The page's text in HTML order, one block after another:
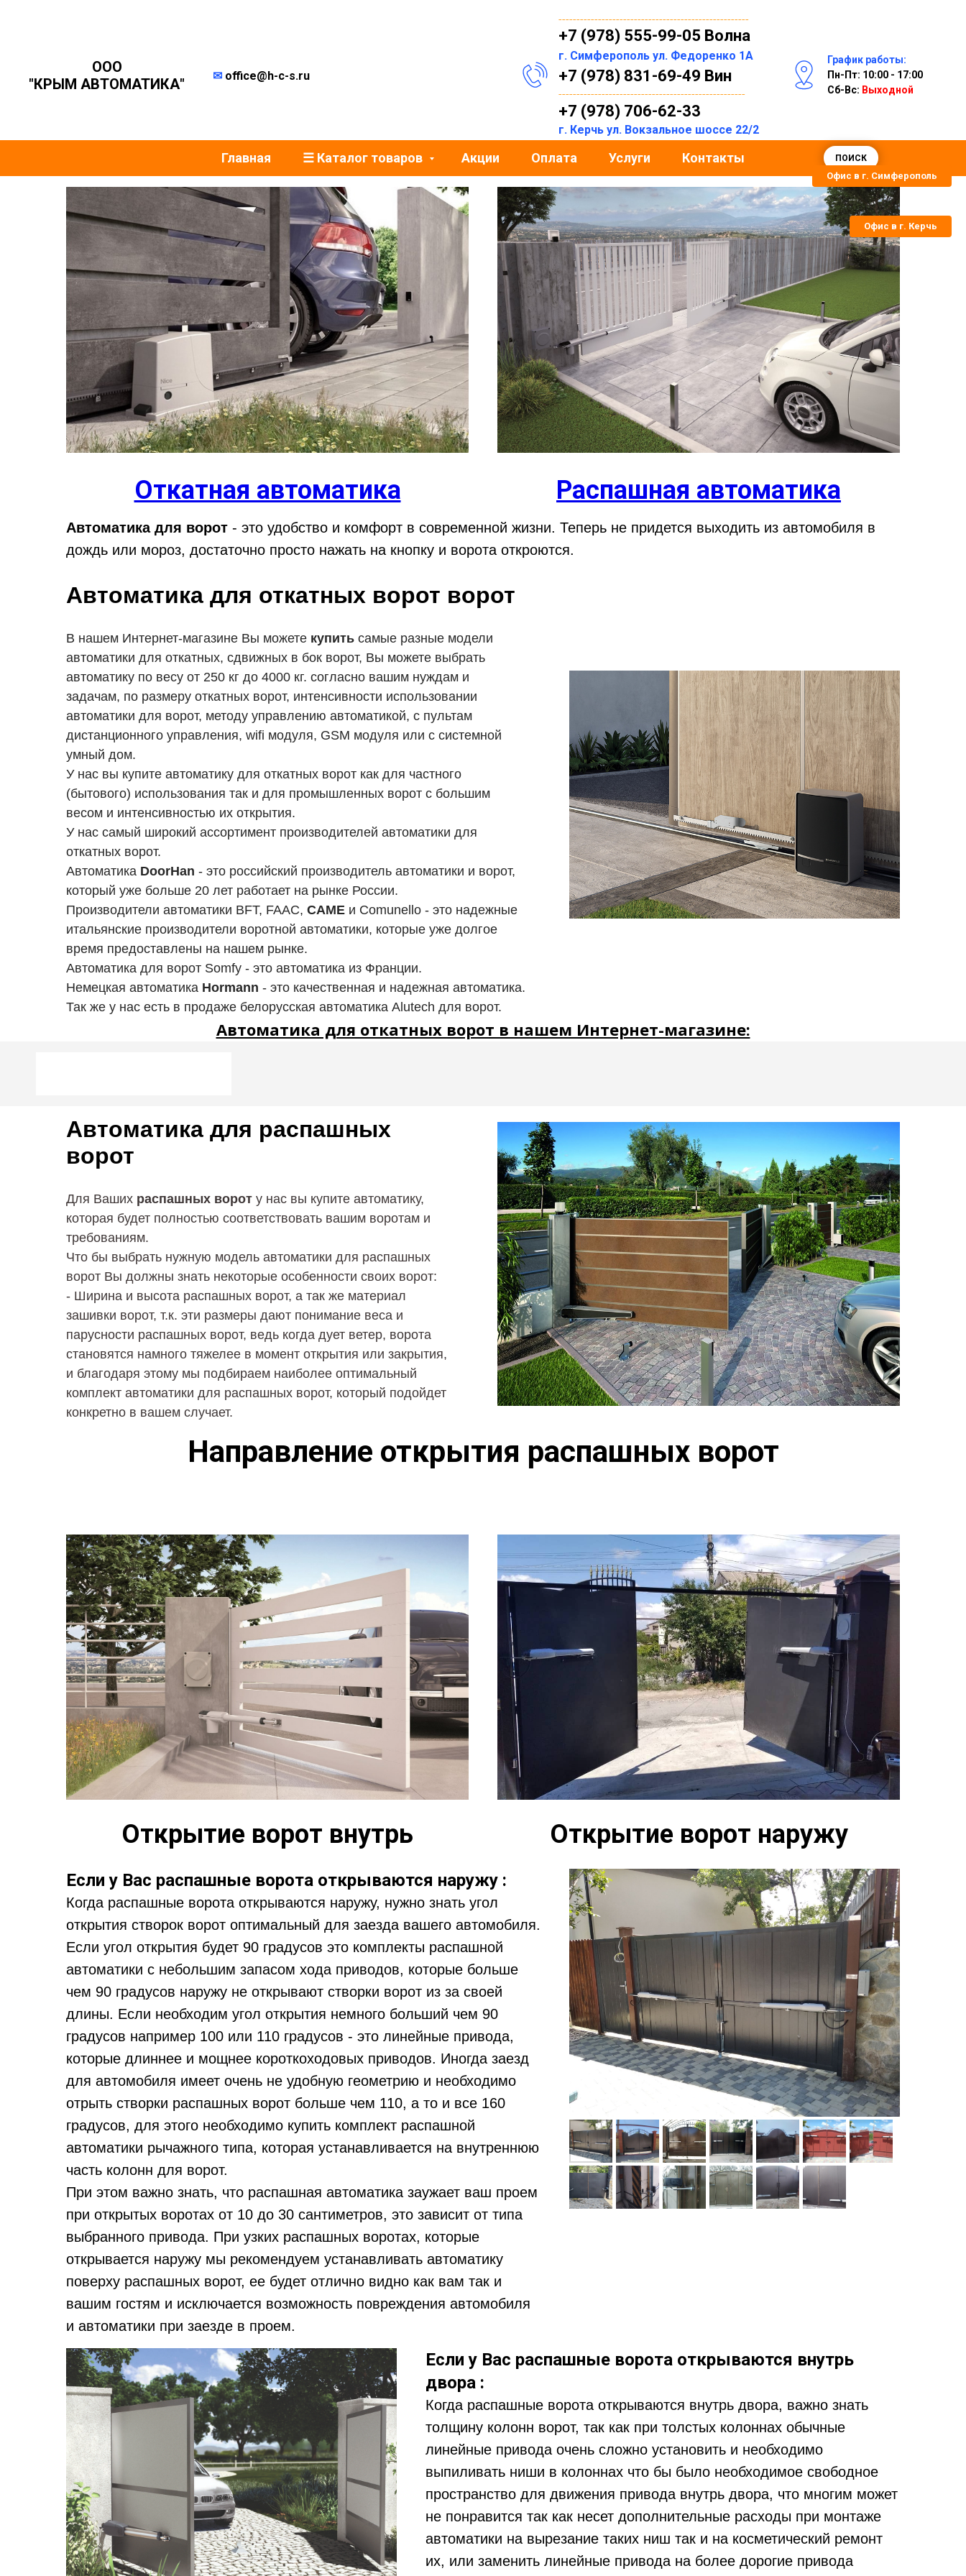
ООО
"КРЫМ АВТОМАТИКА"
✉ office@h-c-s.ru
-----------------------------------------------------
+7 (978) 555-99-05 Волна
г. Симферополь ул. Федоренко 1А
+7 (978) 831-69-49 Вин
----------------------------------------------------
+7 (978) 706-62-33
г. Керчь ул. Вокзальное шоссе 22/2
График работы:
Пн-Пт: 10:00 - 17:00
Сб-Вс: Выходной
Главная ☰ Каталог товаров Акции Оплата Услуги Контакты ПОИСК
Откатная автоматика Распашная автоматика
Автоматика для ворот - это удобство и комфорт в современной жизни. Теперь не придется выходить из автомобиля в
дождь или мороз, достаточно просто нажать на кнопку и ворота откроются.
Автоматика для откатных ворот ворот
В нашем Интернет-магазине Вы можете купить самые разные модели
автоматики для откатных, сдвижных в бок ворот, Вы можете выбрать
автоматику по весу от 250 кг до 4000 кг. согласно вашим нуждам и
задачам, по размеру откатных ворот, интенсивности использовании
автоматики для ворот, методу управлению автоматикой, с пультам
дистанционного управления, wifi модуля, GSM модуля или с системной
умный дом.
У нас вы купите автоматику для откатных ворот как для частного
(бытового) использования так и для промышленных ворот с большим
весом и интенсивностью их открытия.
У нас самый широкий ассортимент производителей автоматики для
откатных ворот.
Автоматика DoorHan - это российский производитель автоматики и ворот,
который уже больше 20 лет работает на рынке России.
Производители автоматики BFT, FAAC, CAME и Comunello - это надежные
итальянские производители воротной автоматики, которые уже долгое
время предоставлены на нашем рынке.
Автоматика для ворот Somfy - это автоматика из Франции.
Немецкая автоматика Hormann - это качественная и надежная автоматика.
Так же у нас есть в продаже белорусская автоматика Alutech для ворот.
Автоматика для откатных ворот в нашем Интернет-магазине:
Автоматика для распашных
ворот
Для Ваших распашных ворот у нас вы купите автоматику,
которая будет полностью соответствовать вашим воротам и
требованиям.
Что бы выбрать нужную модель автоматики для распашных
ворот Вы должны знать некоторые особенности своих ворот:
- Ширина и высота распашных ворот, а так же материал
зашивки ворот, т.к. эти размеры дают понимание веса и
парусности распашных ворот, ведь когда дует ветер, ворота
становятся намного тяжелее в момент открытия или закрытия,
и благодаря этому мы подбираем наиболее оптимальный
комплект автоматики для распашных ворот, который подойдет
конкретно в вашем случает.
Направление открытия распашных ворот
Открытие ворот внутрь Открытие ворот наружу
Если у Вас распашные ворота открываются наружу :
Когда распашные ворота открываются наружу, нужно знать угол
открытия створок ворот оптимальный для заезда вашего автомобиля.
Если угол открытия будет 90 градусов это комплекты распашной
автоматики с небольшим запасом хода приводов, которые больше
чем 90 градусов наружу не открывают створки ворот из за своей
длины. Если необходим угол открытия немного больший чем 90
градусов например 100 или 110 градусов - это линейные привода,
которые длиннее и мощнее короткоходовых приводов. Иногда заезд
для автомобиля имеет очень не удобную геометрию и необходимо
отрыть створки распашных ворот больше чем 110, а то и все 160
градусов, для этого необходимо купить комплект распашной
автоматики рычажного типа, которая устанавливается на внутреннюю
часть колонн для ворот.
При этом важно знать, что распашная автоматика заужает ваш проем
при открытых воротах от 10 до 30 сантиметров, это зависит от типа
выбранного привода. При узких распашных воротах, которые
открывается наружу мы рекомендуем устанавливать автоматику
поверху распашных ворот, ее будет отлично видно как вам так и
вашим гостям и исключается возможность повреждения автомобиля
и автоматики при заезде в проем.
Если у Вас распашные ворота открываются внутрь
двора :
Когда распашные ворота открываются внутрь двора, важно знать
толщину колонн ворот, так как при толстых колоннах обычные
линейные привода очень сложно установить и необходимо
выпиливать ниши в колоннах что бы было необходимое свободное
пространство для движения привода внутрь двора, что многим может
не понравится так как несет дополнительные расходы при монтаже
автоматики на вырезание таких ниш так и на косметический ремонт
их, или заменить линейные привода на более дорогие привода
Офис в г. Симферополь
Офис в г. Керчь